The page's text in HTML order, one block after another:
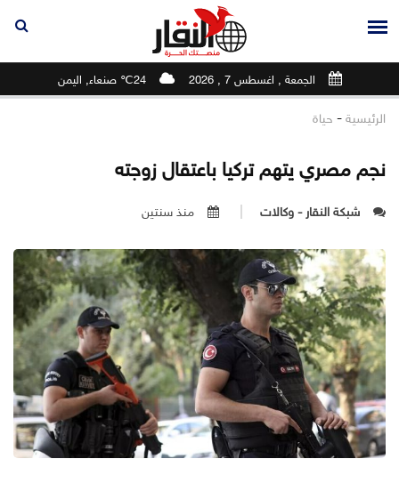
الجمعة , اغسطس 7 , 2026 24℃ صنعاء, اليمن
الرئيسية - حياة
نجم مصري يتهم تركيا باعتقال زوجته
شبكة النقار - وكالات منذ سنتين